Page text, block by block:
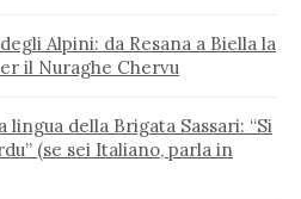
Alpini: da Resana a Biella la
il Nuraghe Chervu
lingua della Brigata Sassari: “Si
(se sei Italiano, parla in